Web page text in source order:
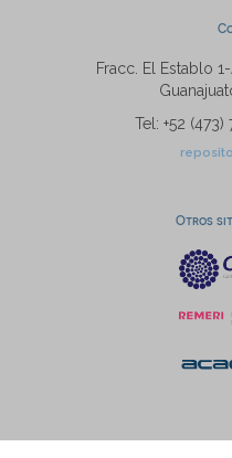
Fracc. El Establo
Tel: +52
Otros